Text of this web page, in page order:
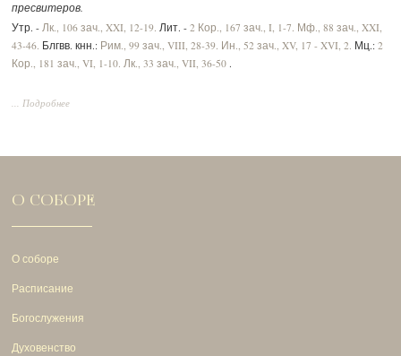
пресвитеров.
Утр. -Лк., 106 зач., XXI, 12-19. Лит. -2 Кор., 167 зач., I, 1-7. Мф., 88 зач., XXI,
43-46. Блгвв. кнн.: Рим., 99 зач., VIII, 28-39. Ин., 52 зач., XV, 17 - XVI, 2. Мц.:2
Кор., 181 зач., VI, 1-10. Лк., 33 зач., VII, 36-50 .
... Подробнее
О СОБОРЕ
О соборе
Расписание
Богослужения
Духовенство